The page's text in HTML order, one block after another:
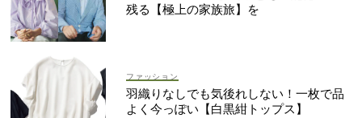
残る【極上の家族旅】を
ファッション
羽織りなしでも気後れしない！一枚で品
よく今っぽい【白黒紺トップス】